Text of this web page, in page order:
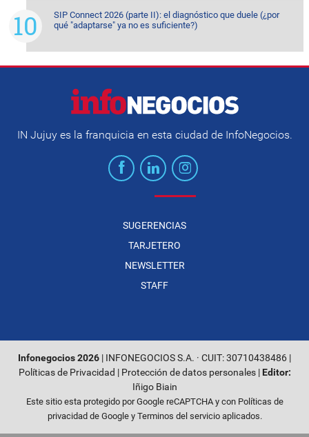
SIP Connect 2026 (parte II): el diagnóstico que duele (¿por
qué "adaptarse" ya no es suficiente?)
IN Jujuy es la franquicia en esta ciudad de InfoNegocios.
SUGERENCIAS
TARJETERO
NEWSLETTER
STAFF
Infonegocios 2026 | INFONEGOCIOS S.A. · CUIT: 30710438486 |
Políticas de Privacidad | Protección de datos personales| Editor:
Iñigo Biain
Este sitio esta protegido por Google reCAPTCHA y con Políticas de
privacidad de Googley Terminos del servicioaplicados.